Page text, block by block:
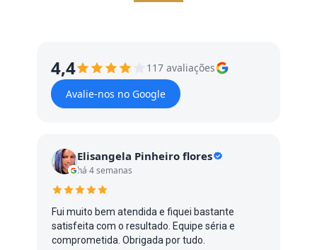
4,4
117 avaliações
Avalie-nos no Google
Elisangela Pinheiro flores
há 4 semanas
Fui muito bem atendida e fiquei bastante
satisfeita com o resultado. Equipe séria e
comprometida. Obrigada por tudo.